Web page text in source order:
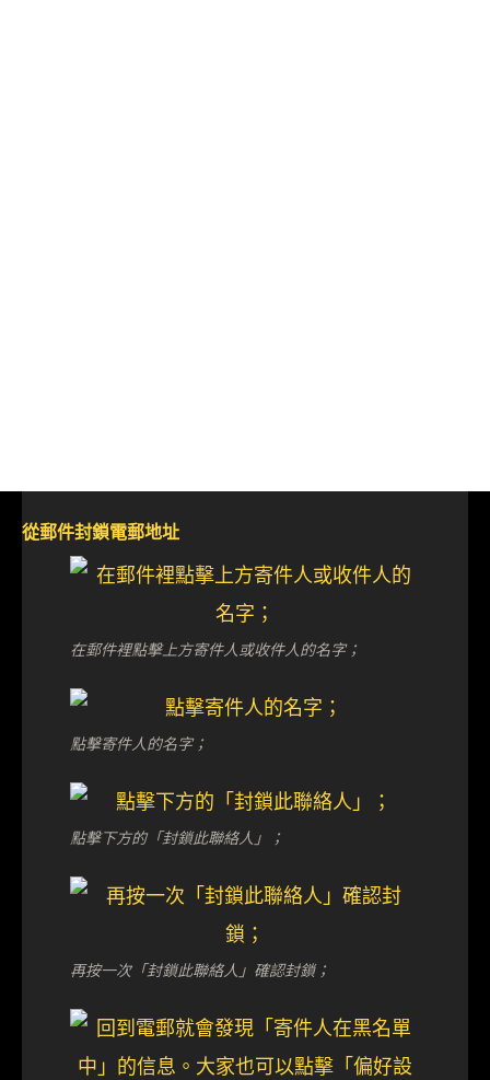
從郵件封鎖電郵地址
在郵件裡點擊上方寄件人或收件人的名字；
點擊寄件人的名字；
點擊下方的「封鎖此聯絡人」；
再按一次「封鎖此聯絡人」確認封鎖；